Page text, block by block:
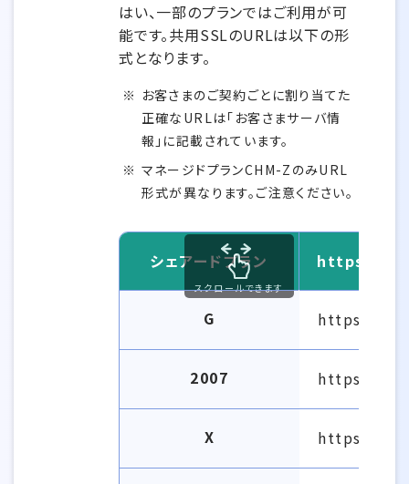
はい、一部のプランではご利用が可
能です。共用SSLのURLは以下の形
式となります。
お客さまのご契約ごとに割り当てた
正確なURLは「お客さまサーバ情
報」に記載されています。
マネージドプランCHM-ZのみURL
形式が異なります。ご注意ください。
シェアードプラン https://サ
G https://
2007 https://
X https://
スクロールできます